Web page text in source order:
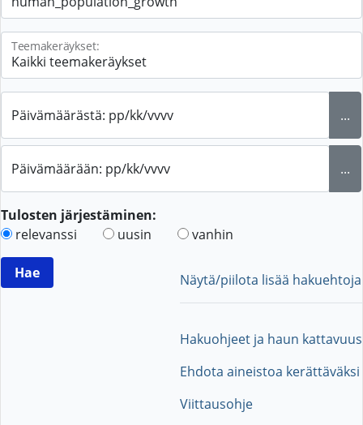
Teemakeräykset:
Päivämäärästä: pp/kk/vvvv ...
Päivämäärään: pp/kk/vvvv ...
Tulosten järjestäminen:
relevanssi
uusin vanhin
Näytä/piilota lisää hakuehtoja
Hakuohjeet ja haun kattavuus
Ehdota aineistoa kerättäväksi
Viittausohje